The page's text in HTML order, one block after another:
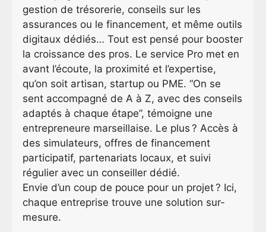
gestion de trésorerie, conseils sur les
assurances ou le financement, et même outils
digitaux dédiés… Tout est pensé pour booster
la croissance des pros. Le service Pro met en
avant l’écoute, la proximité et l’expertise,
qu’on soit artisan, startup ou PME. “On se
sent accompagné de A à Z, avec des conseils
adaptés à chaque étape”, témoigne une
entrepreneure marseillaise. Le plus ? Accès à
des simulateurs, offres de financement
participatif, partenariats locaux, et suivi
régulier avec un conseiller dédié.
Envie d’un coup de pouce pour un projet ? Ici,
chaque entreprise trouve une solution sur-
mesure.